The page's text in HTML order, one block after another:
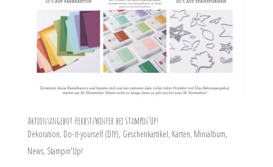
Aktionsangebot Herbst/Winter bei Stampin’Up!
Dekoration, Do-it-yourself (DIY), Geschenkartikel, Karten, Minialbum,
News, Stampin'Up!